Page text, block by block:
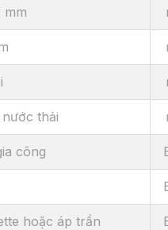
mm
thải
công
hoặc áp trần